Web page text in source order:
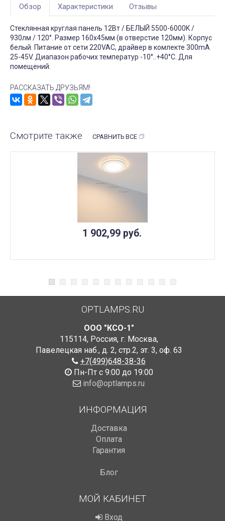
Обзор Характеристики Отзывы
Стеклянная круглая панель 12Вт / БЕЛЫЙ 5500-6000K /
930лм / 120°. Размер 160х45мм (в отверстие 120мм). Корпус
белый. Питание от сети 220VAC, драйвер в комлекте 300mA
25-45V. Диапазон рабочих температур -10°..+40°C. Для
помещений.
РАССКАЗАТЬ ДРУЗЬЯМ!
Смотрите также СРАВНИТЬ ВСЕ
1 902,99 руб.
OPTLAMPS.RU
ООО "КСО-1"
115114, Россия, г. Москва,
Павелецкая наб., д. 2, стр.2, эт. 3, оф. 63
+7(499)648-38-36
Пн-Пт с 9:00 до 19:00
info@optlamps.ru
ИНФОРМАЦИЯ
Доставка
Оплата
Гарантия
Блог
МОЙ КАБИНЕТ
Вход